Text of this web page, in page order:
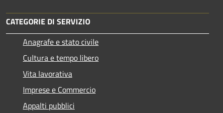
CATEGORIE DI SERVIZIO
Anagrafe e stato civile
Cultura e tempo libero
Vita lavorativa
Imprese e Commercio
Appalti pubblici